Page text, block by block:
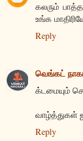
கலரும்
உங்க
Reply
வெங்கட்
க்டமையும்
வாழ்த்துகள்
Reply